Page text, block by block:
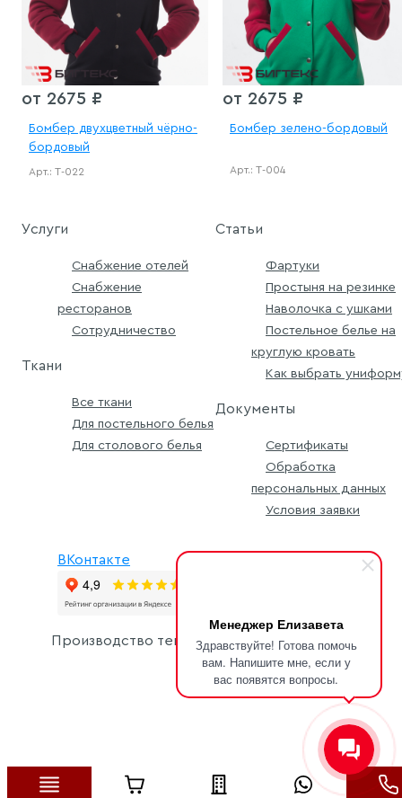
Менеджер Елизавета
Здравствуйте! Готова помочь
вам. Напишите мне, если у
вас появятся вопросы.
от 2675 ₽
Бомбер двухцветный чёрно-
бордовый
Арт.: Т-022
от 2675 ₽
Бомбер зелено-бордовый
Арт.: Т-004
Услуги
Снабжение отелей
Снабжение
ресторанов
Сотрудничество
Ткани
Все ткани
Для постельного белья
Для столового белья
Статьи
Фартуки
Простыня на резинке
Наволочка с ушками
Постельное белье на
круглую кровать
Как выбрать
Документы
Сертификаты
Обработка
персональных данных
Условия заявки
ВКонтакте
Производство текстильной продукции с2011 г.